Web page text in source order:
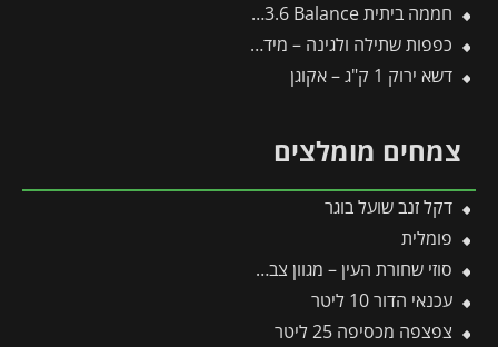
חממה ביתית 3X3.6 Balance מבית פלרם – Canopia
כפפות שתילה ולגינה – מידה 8 SOIL8 GH-BO8 – WOLF
דשא ירוק 1 ק"ג – אקוגן
צמחים מומלצים
דקל זנב שועל בוגר
פומלית
סוזי שחורת העין – מגוון צבעים – 10 ליטר
עכנאי הדור 10 ליטר
צפצפה מכסיפה 25 ליטר